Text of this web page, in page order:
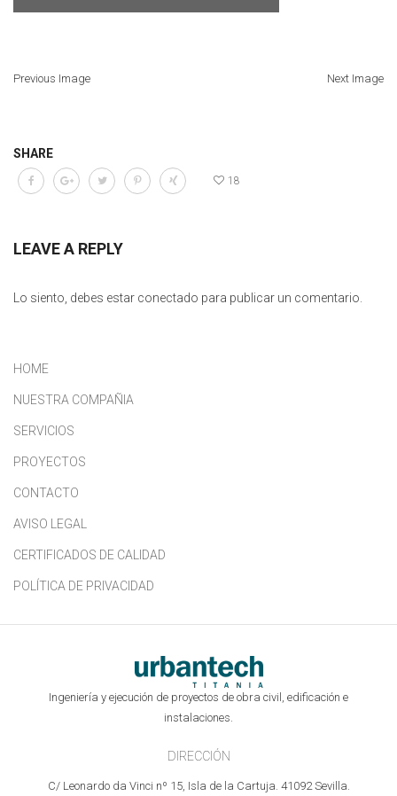
Previous Image Next Image
SHARE
18
LEAVE A REPLY
Lo siento, debes estar conectado para publicar un comentario.
HOME
NUESTRA COMPAÑIA
SERVICIOS
PROYECTOS
CONTACTO
AVISO LEGAL
CERTIFICADOS DE CALIDAD
POLÍTICA DE PRIVACIDAD
Ingeniería y ejecución de proyectos de obra civil, edificación e
instalaciones.
DIRECCIÓN
C/ Leonardo da Vinci nº 15, Isla de la Cartuja. 41092 Sevilla.